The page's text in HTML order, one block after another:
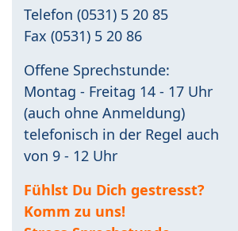
Telefon (0531) 5 20 85
Fax (0531) 5 20 86
Offene Sprechstunde:
Montag - Freitag 14 - 17 Uhr
(auch ohne Anmeldung)
telefonisch in der Regel auch
von 9 - 12 Uhr
Fühlst Du Dich gestresst?
Komm zu uns!